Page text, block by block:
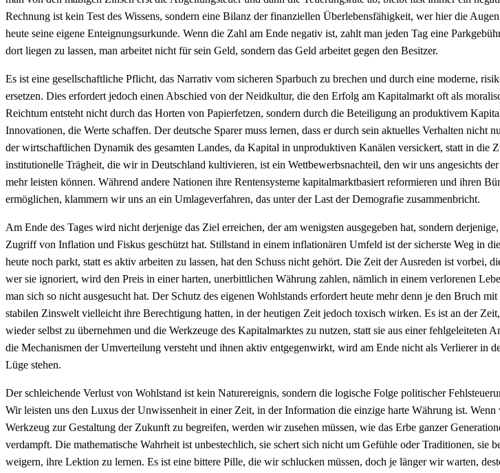
Rechnung ist kein Test des Wissens, sondern eine Bilanz der finanziellen Überlebensfähigkeit, wer hier die
heute seine eigene Enteignungsurkunde. Wenn die Zahl am Ende negativ ist, zahlt man jeden Tag eine
dort liegen zu lassen, man arbeitet nicht für sein Geld, sondern das Geld arbeitet gegen den Besitzer.
Es ist eine gesellschaftliche Pflicht, das Narrativ vom sicheren Sparbuch zu brechen und durch eine moderne,
ersetzen. Dies erfordert jedoch einen Abschied von der Neidkultur, die den Erfolg am Kapitalmarkt oft als
Reichtum entsteht nicht durch das Horten von Papierfetzen, sondern durch die Beteiligung an produktivem
Innovationen, die Werte schaffen. Der deutsche Sparer muss lernen, dass er durch sein aktuelles Verhalten nicht
der wirtschaftlichen Dynamik des gesamten Landes, da Kapital in unproduktiven Kanälen versickert, statt in die
institutionelle Trägheit, die wir in Deutschland kultivieren, ist ein Wettbewerbsnachteil, den wir uns angesichts
mehr leisten können. Während andere Nationen ihre Rentensysteme kapitalmarktbasiert reformieren und ihren
ermöglichen, klammern wir uns an ein Umlageverfahren, das unter der Last der Demografie zusammenbricht.
Am Ende des Tages wird nicht derjenige das Ziel erreichen, der am wenigsten ausgegeben hat, sondern
Zugriff von Inflation und Fiskus geschützt hat. Stillstand in einem inflationären Umfeld ist der sicherste Weg in
heute noch parkt, statt es aktiv arbeiten zu lassen, hat den Schuss nicht gehört. Die Zeit der Ausreden ist vorbei,
wer sie ignoriert, wird den Preis in einer harten, unerbittlichen Währung zahlen, nämlich in einem verlorenen
man sich so nicht ausgesucht hat. Der Schutz des eigenen Wohlstands erfordert heute mehr denn je den Bruch
stabilen Zinswelt vielleicht ihre Berechtigung hatten, in der heutigen Zeit jedoch toxisch wirken. Es ist an der
wieder selbst zu übernehmen und die Werkzeuge des Kapitalmarktes zu nutzen, statt sie aus einer fehlgeleiteten
die Mechanismen der Umverteilung versteht und ihnen aktiv entgegenwirkt, wird am Ende nicht als Verlierer in
Lüge stehen.
Der schleichende Verlust von Wohlstand ist kein Naturereignis, sondern die logische Folge politischer
Wir leisten uns den Luxus der Unwissenheit in einer Zeit, in der Information die einzige harte Währung ist.
Werkzeug zur Gestaltung der Zukunft zu begreifen, werden wir zusehen müssen, wie das Erbe ganzer
verdampft. Die mathematische Wahrheit ist unbestechlich, sie schert sich nicht um Gefühle oder Traditionen, sie
weigern, ihre Lektion zu lernen. Es ist eine bittere Pille, die wir schlucken müssen, doch je länger wir warten,